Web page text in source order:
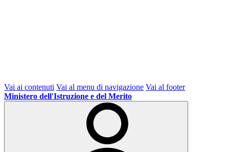
Vai ai contenuti Vai al menu di navigazione Vai al footer
Ministero dell'Istruzione e del Merito